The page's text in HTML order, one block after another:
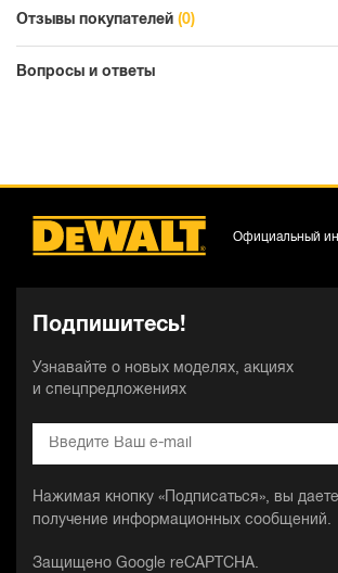
Отзывы покупателей (0)
Вопросы и ответы
Подпишитесь!
Узнавайте о новых моделях, акциях
и спецпредложениях
Нажимая кнопку «Подписаться», вы
получение информационных сообщений.
Защищено Google reCAPTCHA.
Официальный